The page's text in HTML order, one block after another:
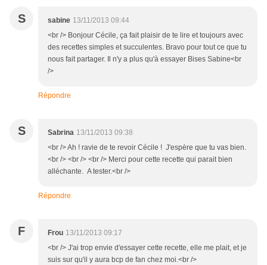
S sabine 13/11/2013 09:44
<br /> Bonjour Cécile, ça fait plaisir de te lire et toujours avec
des recettes simples et succulentes. Bravo pour tout ce que tu
nous fait partager. Il n'y a plus qu'à essayer Bises Sabine<br
/>
Répondre
S Sabrina 13/11/2013 09:38
<br /> Ah ! ravie de te revoir Cécile ! J'espère que tu vas bien.
<br /> <br /> <br /> Merci pour cette recette qui parait bien
alléchante. A tester.<br />
Répondre
F Frou 13/11/2013 09:17
<br /> J'ai trop envie d'essayer cette recette, elle me plait, et je
suis sur qu'il y aura bcp de fan chez moi.<br />